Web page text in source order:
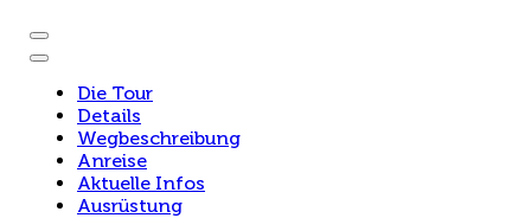
Die Tour
Details
Wegbeschreibung
Anreise
Aktuelle Infos
Ausrüstung